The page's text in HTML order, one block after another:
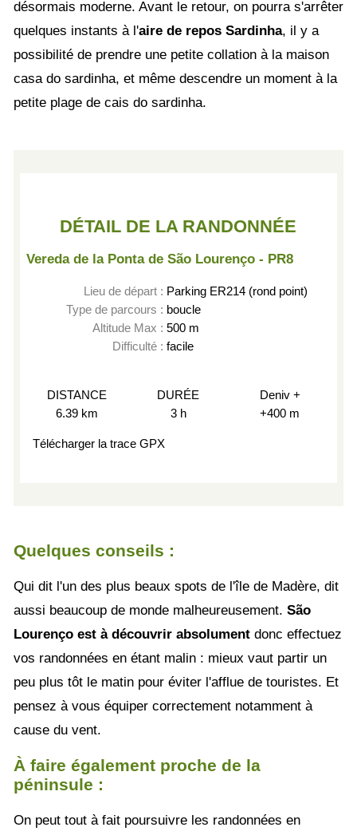
désormais moderne. Avant le retour, on pourra s'arrêter
quelques instants à l'aire de repos Sardinha, il y a
possibilité de prendre une petite collation à la maison
casa do sardinha, et même descendre un moment à la
petite plage de cais do sardinha.
DÉTAIL DE LA RANDONNÉE
Vereda de la Ponta de São Lourenço - PR8
Lieu de départ : Parking ER214 (rond point)
Type de parcours : boucle
Altitude Max : 500 m
Difficulté : facile
DISTANCE
6.39 km
DURÉE
3 h
Deniv +
+400 m
Télécharger la trace GPX
Quelques conseils :
Qui dit l'un des plus beaux spots de l'île de Madère, dit
aussi beaucoup de monde malheureusement. São
Lourenço est à découvrir absolumentdonc effectuez
vos randonnées en étant malin : mieux vaut partir un
peu plus tôt le matin pour éviter l'afflue de touristes. Et
pensez à vous équiper correctement notamment à
cause du vent.
À faire également proche de la
péninsule :
On peut tout à fait poursuivre les randonnées en